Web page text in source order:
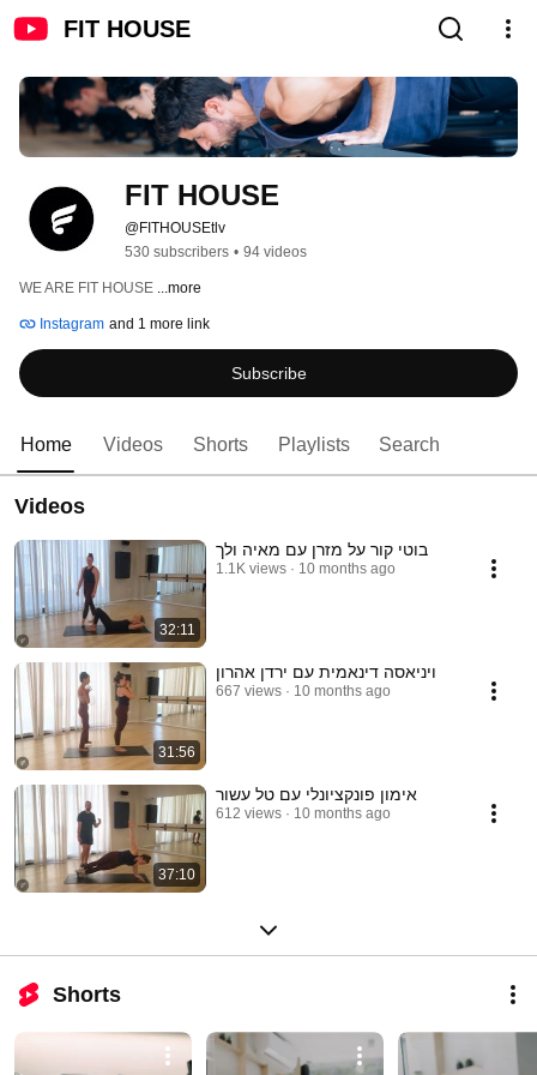
FIT HOUSE
FIT HOUSE
@FITHOUSEtlv
530 subscribers • 94 videos
WE ARE FIT HOUSE ...more
Instagram and 1 more link
Subscribe
Home Videos Shorts Playlists Search
Videos
32:11
בוטי קור על מזרן עם מאיה ולך
1.1K views 10 months ago
31:56
ויניאסה דינאמית עם ירדן אהרון
667 views 10 months ago
37:10
אימון פונקציונלי עם טל עשור
612 views 10 months ago
Shorts